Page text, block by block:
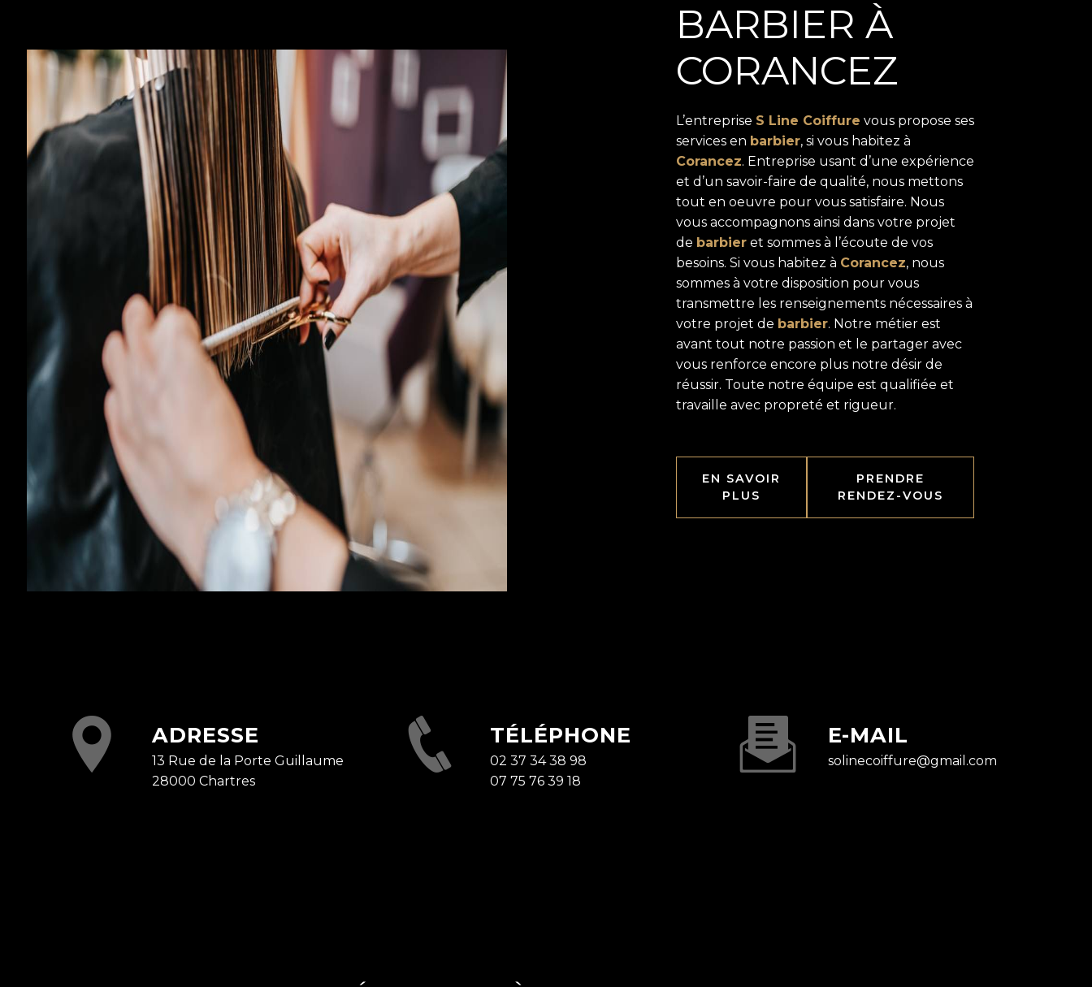
BARBIER À
CORANCEZ
L’entreprise S Line Coiffure vous propose ses
services en barbier, si vous habitez à
Corancez. Entreprise usant d’une expérience
et d’un savoir-faire de qualité, nous mettons
tout en oeuvre pour vous satisfaire. Nous
vous accompagnons ainsi dans votre projet
de barbier et sommes à l’écoute de vos
besoins. Si vous habitez à Corancez, nous
sommes à votre disposition pour vous
transmettre les renseignements nécessaires à
votre projet de barbier. Notre métier est
avant tout notre passion et le partager avec
vous renforce encore plus notre désir de
réussir. Toute notre équipe est qualifiée et
travaille avec propreté et rigueur.
EN SAVOIR
PLUS
PRENDRE
RENDEZ-VOUS
ADRESSE
13 Rue de la Porte Guillaume
28000 Chartres
TÉLÉPHONE
02 37 34 38 98
07 75 76 39 18
E-MAIL
solinecoiffure@gmail.com